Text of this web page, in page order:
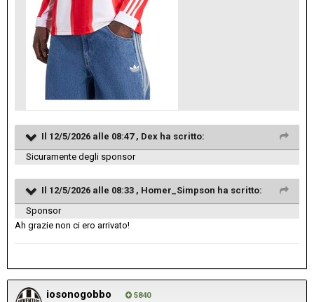
Il 12/5/2026 alle 08:47 , Dex ha scritto:
Sicuramente degli sponsor
Il 12/5/2026 alle 08:33 , Homer_Simpson ha scritto:
Sponsor
Ah grazie non ci ero arrivato!
iosonogobbo 5840